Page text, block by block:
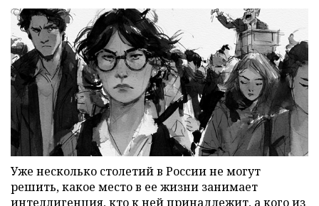
Уже несколько столетий в России не могут
решить, какое место в ее жизни занимает
интеллигенция, кто к ней принадлежит, а кого из